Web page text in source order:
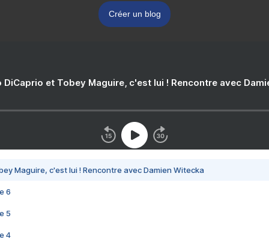
Créer un blog
DiCaprio et Tobey Maguire, c'est lui ! Rencontre avec
Maguire, c'est lui ! Rencontre avec Damien Witecka
6
5
4